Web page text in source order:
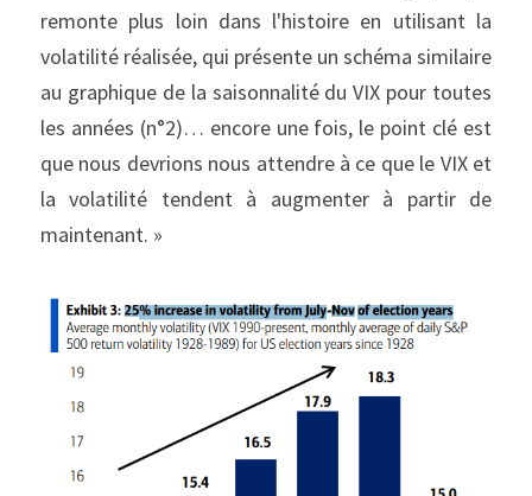
remonte plus loin dans l'histoire en utilisant la
volatilité réalisée, qui présente un schéma similaire
au graphique de la saisonnalité du VIX pour toutes
les années (n°2)… encore une fois, le point clé est
que nous devrions nous attendre à ce que le VIX et
la volatilité tendent à augmenter à partir de
maintenant. »